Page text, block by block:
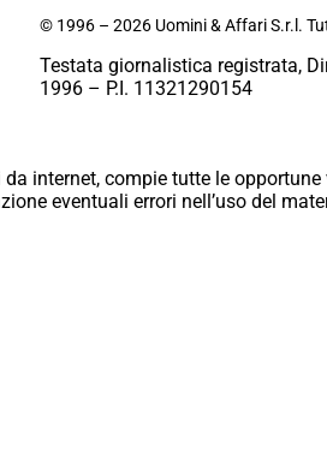
© 1996 – 2026 Uomini & Affari S.r.l.
Testata giornalistica registrata,
1996 – P.I. 11321290154
internet, compie tutte le
eventuali errori nell’uso del